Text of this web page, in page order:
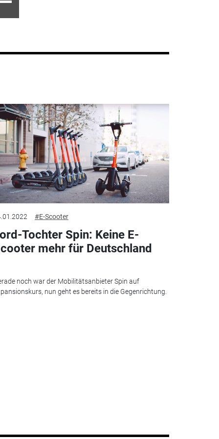
#E-Scooter
Tochter Spin: Keine E-
mehr für Deutschland
noch war der Mobilitätsanbieter Spin auf
nun geht es bereits in die Gegenrichtung.